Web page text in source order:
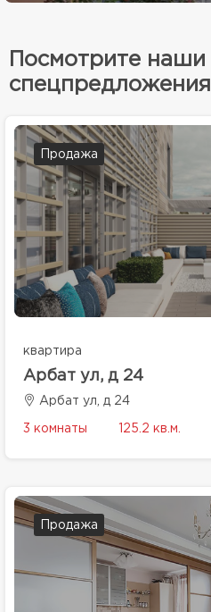
Посмотрите наши
спецпредложения
Продажа
квартира
Арбат ул, д 24
Арбат ул, д 24
3 комнаты 125.2 кв.м.
Продажа